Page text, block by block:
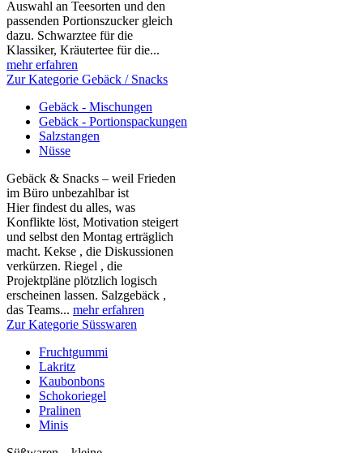
Auswahl an Teesorten und den
passenden Portionszucker gleich
dazu. Schwarztee für die
Klassiker, Kräutertee für die...
mehr erfahren
Zur Kategorie Gebäck / Snacks
Gebäck - Mischungen
Gebäck - Portionspackungen
Salzstangen
Nüsse
Gebäck & Snacks – weil Frieden
im Büro unbezahlbar ist
Hier findest du alles, was
Konflikte löst, Motivation steigert
und selbst den Montag erträglich
macht. Kekse , die Diskussionen
verkürzen. Riegel , die
Projektpläne plötzlich logisch
erscheinen lassen. Salzgebäck ,
das Teams... mehr erfahren
Zur Kategorie Süsswaren
Fruchtgummi
Lakritz
Kaubonbons
Schokoriegel
Pralinen
Minis